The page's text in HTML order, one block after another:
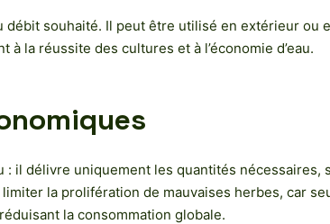
souhaité. Il peut être utilisé en extérieur ou
la réussite des cultures et à l’économie d’eau.
: il délivre uniquement les quantités
la prolifération de mauvaises herbes, car
la consommation globale.